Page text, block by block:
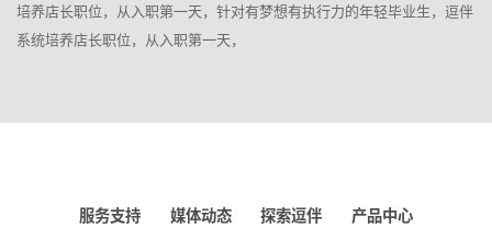
培养店长职位，从入职第一天，针对有梦想有执行力的年轻毕业生，逗伴
系统培养店长职位，从入职第一天，
服务支持 媒体动态 探索逗伴 产品中心